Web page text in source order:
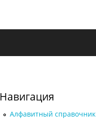
Навигация
Алфавитный справочник